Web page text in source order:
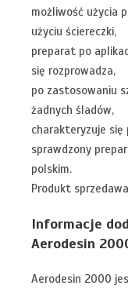
możliwość użycia
użyciu ściereczki,
preparat po
się rozprowadza,
po zastosowaniu
żadnych śladów,
charakteryzuje się
sprawdzony
polskim.
Produkt
Informacje
Aerodesin
Aerodesin 2000